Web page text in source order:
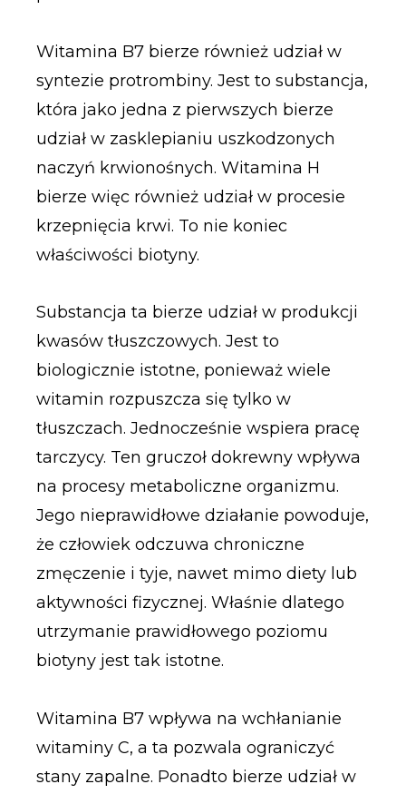
Witamina B7 bierze również udział w
syntezie protrombiny. Jest to substancja,
która jako jedna z pierwszych bierze
udział w zasklepianiu uszkodzonych
naczyń krwionośnych. Witamina H
bierze więc również udział w procesie
krzepnięcia krwi. To nie koniec
właściwości biotyny.
Substancja ta bierze udział w produkcji
kwasów tłuszczowych. Jest to
biologicznie istotne, ponieważ wiele
witamin rozpuszcza się tylko w
tłuszczach. Jednocześnie wspiera pracę
tarczycy. Ten gruczoł dokrewny wpływa
na procesy metaboliczne organizmu.
Jego nieprawidłowe działanie powoduje,
że człowiek odczuwa chroniczne
zmęczenie i tyje, nawet mimo diety lub
aktywności fizycznej. Właśnie dlatego
utrzymanie prawidłowego poziomu
biotyny jest tak istotne.
Witamina B7 wpływa na wchłanianie
witaminy C, a ta pozwala ograniczyć
stany zapalne. Ponadto bierze udział w